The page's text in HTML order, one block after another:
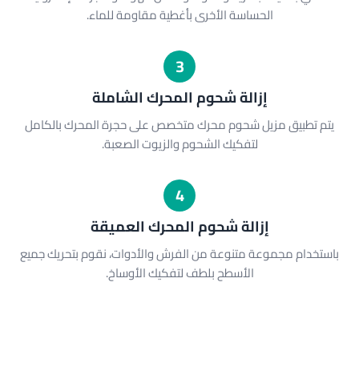
الحساسة الأخرى بأغطية مقاومة للماء.
3
إزالة شحوم المحرك الشاملة
يتم تطبيق مزيل شحوم محرك متخصص على حجرة المحرك بالكامل
لتفكيك الشحوم والزيوت الصعبة.
4
إزالة شحوم المحرك العميقة
باستخدام مجموعة متنوعة من الفرش والأدوات، نقوم بتحريك جميع
الأسطح بلطف لتفكيك الأوساخ.